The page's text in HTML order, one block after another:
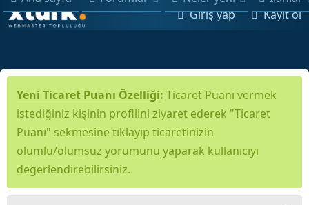
Giriş yap Kayıt ol
Yeni Ticaret Puanı Özelliği: Ticaret Puanı vermek
istediğiniz kişinin profilini ziyaret ederek "Ticaret
Puanı" sekmesine tıklayıp ticaretinizin
olumlu/olumsuz yorumunu yaparak kullanıcıyı
değerlendirebilirsiniz.